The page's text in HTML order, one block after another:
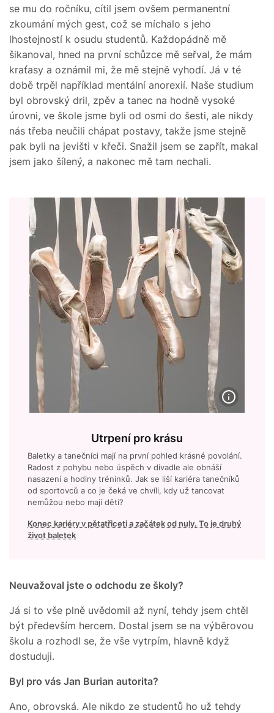
se mu do ročníku, cítil jsem ovšem permanentní
zkoumání mých gest, což se míchalo s jeho
lhostejností k osudu studentů. Každopádně mě
šikanoval, hned na první schůzce mě seřval, že mám
kraťasy a oznámil mi, že mě stejně vyhodí. Já v té
době trpěl například mentální anorexií. Naše studium
byl obrovský dril, zpěv a tanec na hodně vysoké
úrovni, ve škole jsme byli od osmi do šesti, ale nikdy
nás třeba neučili chápat postavy, takže jsme stejně
pak byli na jevišti v křeči. Snažil jsem se zapřít, makal
jsem jako šílený, a nakonec mě tam nechali.
Utrpení pro krásu
Baletky a tanečníci mají na první pohled krásné povolání.
Radost z pohybu nebo úspěch v divadle ale obnáší
nasazení a hodiny tréninků. Jak se liší kariéra tanečníků
od sportovců a co je čeká ve chvíli, kdy už tancovat
nemůžou nebo mají děti?
Konec kariéry v pětatřiceti a začátek od nuly. To je druhý
život baletek
Neuvažoval jste o odchodu ze školy?
Já si to vše plně uvědomil až nyní, tehdy jsem chtěl
být především hercem. Dostal jsem se na výběrovou
školu a rozhodl se, že vše vytrpím, hlavně když
dostuduji.
Byl pro vás Jan Burian autorita?
Ano, obrovská. Ale nikdo ze studentů ho už tehdy